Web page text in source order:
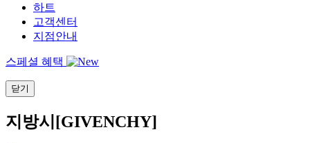
하트
고객센터
지점안내
스페셜 혜택
닫기
지방시[GIVENCHY]